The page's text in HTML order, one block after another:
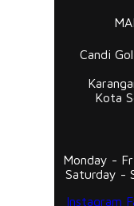
Candi
Kota
Monday -
Saturday -
Instagram